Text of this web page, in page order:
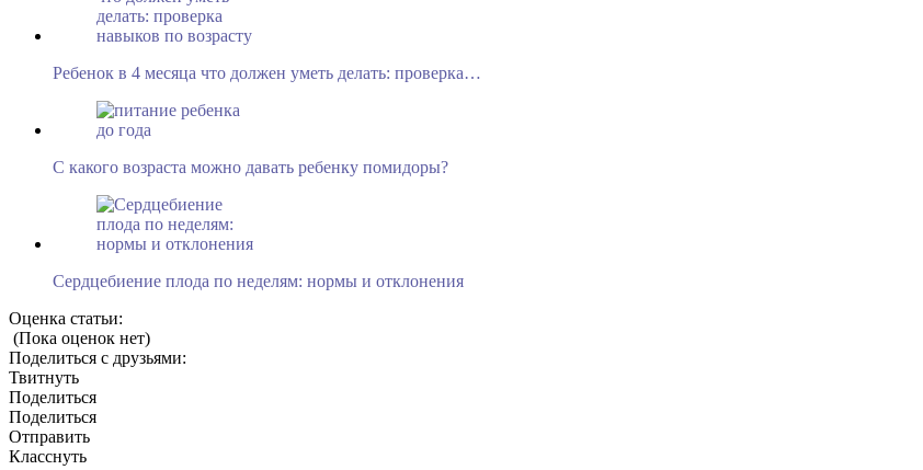
Ребенок в 4 месяца что должен уметь делать: проверка…
С какого возраста можно давать ребенку помидоры?
Сердцебиение плода по неделям: нормы и отклонения
Оценка статьи:
(Пока оценок нет)
Поделиться с друзьями:
Твитнуть
Поделиться
Поделиться
Отправить
Класснуть